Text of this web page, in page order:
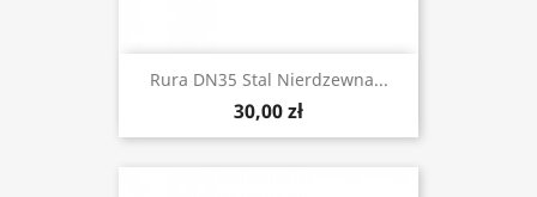
Rura DN35 Stal Nierdzewna...
30,00 zł